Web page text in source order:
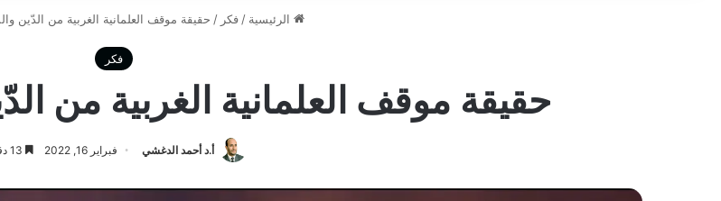
الرئيسية / فكر / حقيقة موقف العلمانية الغربية من الدّين
فكر
حقيقة موقف العلمانية الغربية من
أ.د أحمد الدغشي فبراير 16, 2022